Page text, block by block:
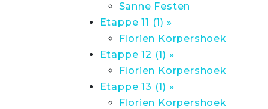
Sanne Festen
Etappe 11 (1) »
Florien Korpershoek
Etappe 12 (1) »
Florien Korpershoek
Etappe 13 (1) »
Florien Korpershoek